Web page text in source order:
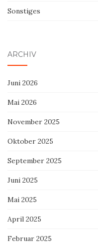
Sonstiges
ARCHIV
Juni 2026
Mai 2026
November 2025
Oktober 2025
September 2025
Juni 2025
Mai 2025
April 2025
Februar 2025